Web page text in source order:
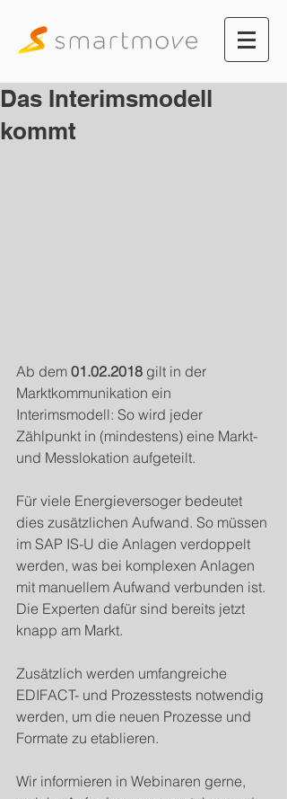
Das Interimsmodell
kommt
Ab dem 01.02.2018 gilt in der
Marktkommunikation ein
Interimsmodell: So wird jeder
Zählpunkt in (mindestens) eine Markt-
und Messlokation aufgeteilt.
Für viele Energieversoger bedeutet
dies zusätzlichen Aufwand. So müssen
im SAP IS-U die Anlagen verdoppelt
werden, was bei komplexen Anlagen
mit manuellem Aufwand verbunden ist.
Die Experten dafür sind bereits jetzt
knapp am Markt.
Zusätzlich werden umfangreiche
EDIFACT- und Prozesstests notwendig
werden, um die neuen Prozesse und
Formate zu etablieren.
Wir informieren in Webinaren gerne,